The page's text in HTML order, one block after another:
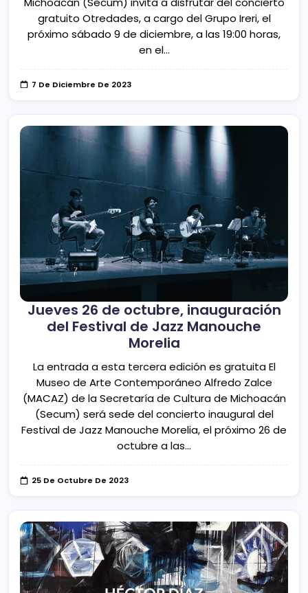
gratuito Otredades, a cargo del Grupo Ireri, el
próximo sábado 9 de diciembre, a las 19:00 horas,
en el…
7 De Diciembre De 2023
Jueves 26 de octubre, inauguración
del Festival de Jazz Manouche
Morelia
La entrada a esta tercera edición es gratuita El
Museo de Arte Contemporáneo Alfredo Zalce
(MACAZ) de la Secretaría de Cultura de Michoacán
(Secum) será sede del concierto inaugural del
Festival de Jazz Manouche Morelia, el próximo 26 de
octubre a las…
25 De Octubre De 2023